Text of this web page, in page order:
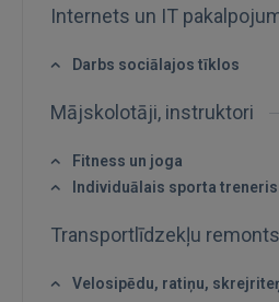
IENĀKT
Aizmirsāt paroli?
Internets un IT
Darbs sociālajos tīklos
Mājskolotāji, instruktori
Fitness un joga
Individuālais sporta treneris
Transportlīdzekļu remonts
Velosipēdu, ratiņu,